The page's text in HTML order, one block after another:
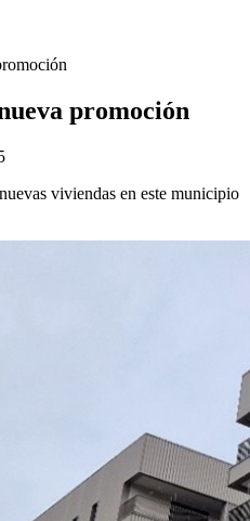
promoción
viviendas en este municipio